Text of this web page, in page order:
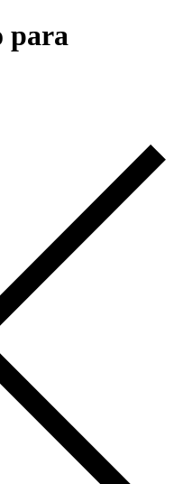
para